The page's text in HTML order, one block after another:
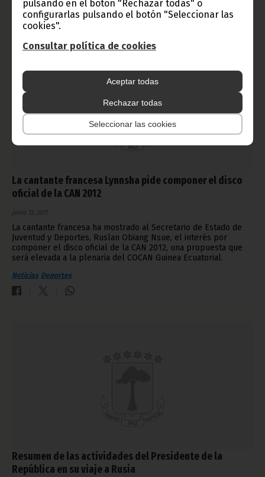
pulsando en el botón "Rechazar todas" o
configurarlas pulsando el botón "Seleccionar las
cookies".
Consultar política de cookies
Aceptar todas
Rechazar todas
Seleccionar las cookies
La cantante francesa Lynnsha pide componer el disco
oficial de la CAN 2012
junio 13, 2011
La cantante francesa ha mostrado al Secretario de Estado de
Juventud y Deportes, Ruslan Obiang Nsue, el interés por
componer el disco oficial de la CAN 2012, una propuesta que
será elevada a la plenaria del COCAN Guinea Ecuatorial.
Noticias Deportes
Resumen de las actividades del Presidente de la
República en su viaje a Rusia